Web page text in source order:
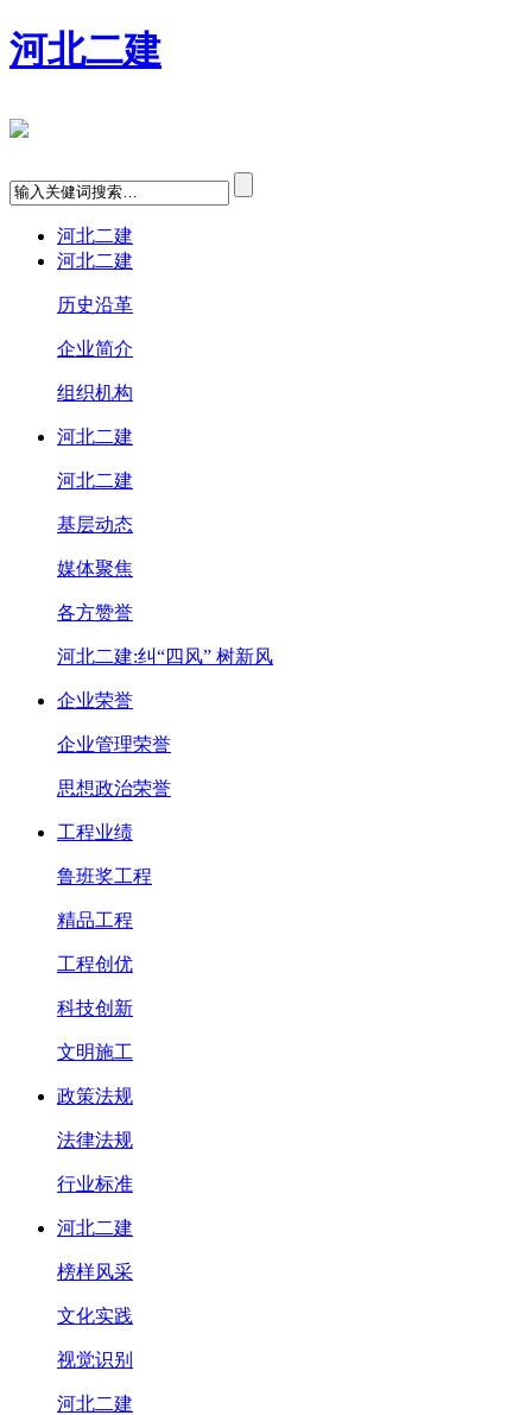
河北二建
河北二建
河北二建
历史沿革
企业简介
组织机构
河北二建
河北二建
基层动态
媒体聚焦
各方赞誉
河北二建:纠“四风” 树新风
企业荣誉
企业管理荣誉
思想政治荣誉
工程业绩
鲁班奖工程
精品工程
工程创优
科技创新
文明施工
政策法规
法律法规
行业标准
河北二建
榜样风采
文化实践
视觉识别
河北二建